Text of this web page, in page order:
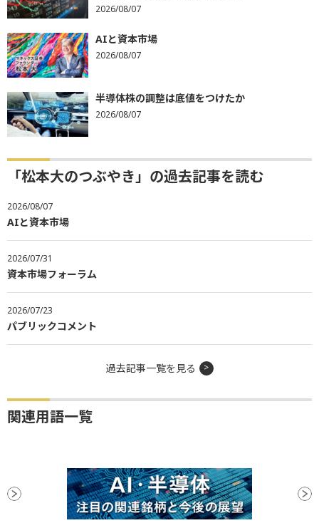
2026/08/07
AIと資本市場
2026/08/07
半導体株の調整は底値をつけたか
2026/08/07
「松本大のつぶやき」の過去記事を読む
2026/08/07
AIと資本市場
2026/07/31
資本市場フォーラム
2026/07/23
パブリックコメント
過去記事一覧を見る
関連用語一覧